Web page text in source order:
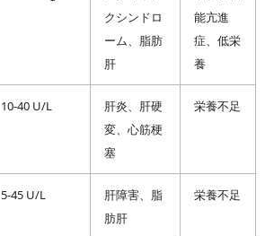
クシンドロ
ーム、脂肪
肝
能亢進
症、低栄
養
10-40 U/L
肝炎、肝硬
変、心筋梗
塞
栄養不足
5-45 U/L
肝障害、脂
肪肝
栄養不足